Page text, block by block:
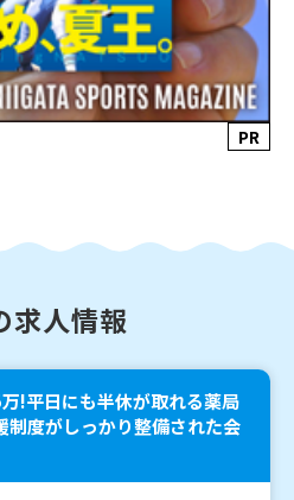
PR
求人情報
!平日にも半休が取れる薬局
制度がしっかり整備された会